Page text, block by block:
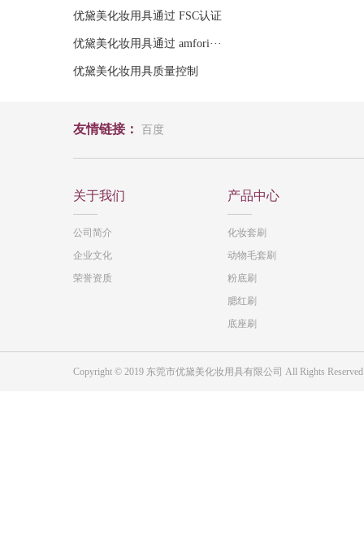
优黛美化妆用具通过 FSC认证
优黛美化妆用具通过 amfori···
优黛美化妆用具质量控制
友情链接： 百度
关于我们
公司简介
企业文化
荣誉资质
产品中心
化妆套刷
动物毛套刷
粉底刷
腮红刷
底座刷
Copyright © 2019 东莞市优黛美化妆用具有限公司 All Rights